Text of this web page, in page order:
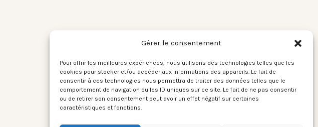
Gérer le consentement
Pour offrir les meilleures expériences, nous utilisons des technologies telles que les
cookies pour stocker et/ou accéder aux informations des appareils. Le fait de
consentir à ces technologies nous permettra de traiter des données telles que le
comportement de navigation ou les ID uniques sur ce site. Le fait de ne pas consentir
ou de retirer son consentement peut avoir un effet négatif sur certaines
caractéristiques et fonctions.